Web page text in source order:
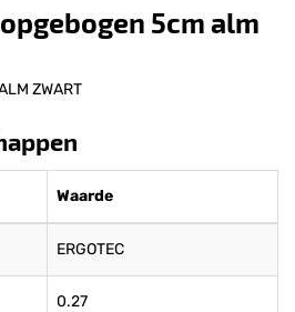
5cm alm
ZWART
Waarde
ERGOTEC
0.27